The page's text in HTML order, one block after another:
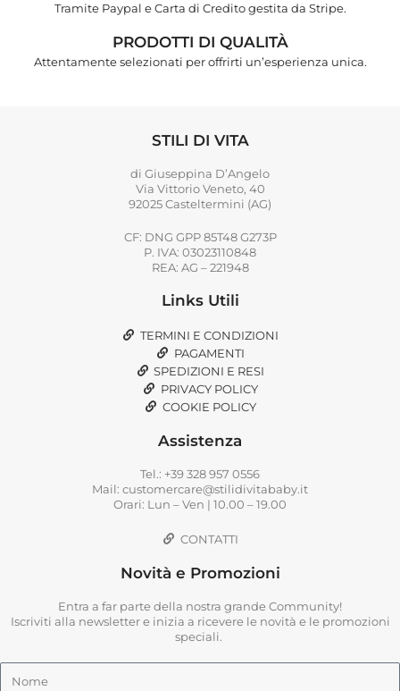
Tramite Paypal e Carta di Credito gestita da Stripe.
PRODOTTI DI QUALITÀ
Attentamente selezionati per offrirti un’esperienza unica.
STILI DI VITA
di Giuseppina D’Angelo
Via Vittorio Veneto, 40
92025 Casteltermini (AG)
CF: DNG GPP 85T48 G273P
P. IVA: 03023110848
REA: AG – 221948
Links Utili
TERMINI E CONDIZIONI
PAGAMENTI
SPEDIZIONI E RESI
PRIVACY POLICY
COOKIE POLICY
Assistenza
Tel.: +39 328 957 0556
Mail: customercare@stilidivitababy.it
Orari: Lun – Ven | 10.00 – 19.00
CONTATTI
Novità e Promozioni
Entra a far parte della nostra grande Community!
Iscriviti alla newsletter e inizia a ricevere le novità e le promozioni
speciali.